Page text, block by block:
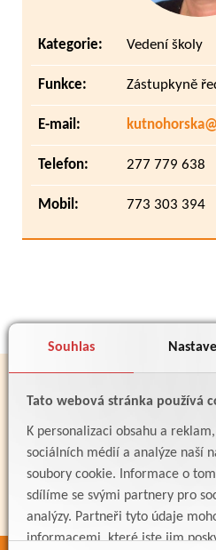
Souhlas
Tato webová stránka používá
K personalizaci obsahu a
sociálních médií a analýze naší
soubory cookie. Informace o
sdílíme se svými partnery pro
analýzy. Partneři tyto údaje
informacemi, které jste jim
Kategorie: Vedení školy
Funkce: Zástupkyně
E-mail:
Telefon: 277 779 638
Mobil: 773 303 394